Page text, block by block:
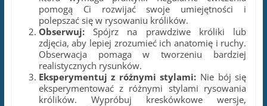
Rysowanie królika dla początkujących może być
wspaniałą i satysfakcjonującą przygodą. Przejdź
przez te 6 prostych kroków, biorąc pod uwagę
przydatne wskazówki i techniki,
uda Ci się stworzyć piękny rysunek królika.
Pamiętaj, że najważniejsze to cieszyć się